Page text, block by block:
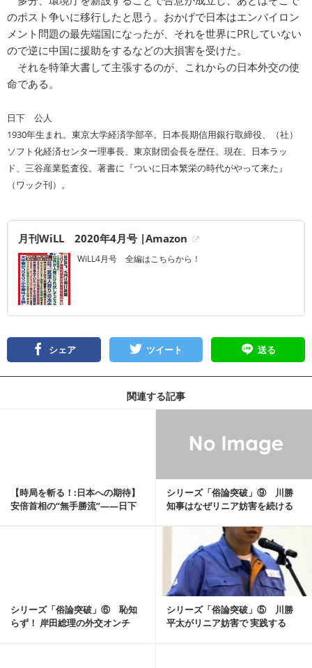
のポスト争いに移行したと思う。おかげで日本はエンバイロン
メント問題の最先端国になったが、それを世界にPRしていない
ので逆に中国に援助をするなどの大損害を受けた。
それを特筆大書して主張するのが、これからの日本外交の使
命である。
日下 公人
1930年生まれ。東京大学経済学部卒。日本長期信用銀行取締役、（社）
ソフト化経済センター理事長、東京財団会長を歴任。現在、日本ラッ
ド、三谷産業監査役。著書に『ついに日本繁栄の時代がやって来た』
（ワック刊）。
月刊WiLL 2020年4月号 |Amazon
WiLL4月号 全編はこちらから！
シェア ツイート 送る
関連する記事
【時局を斬る！:日本への期待】
安倍首相の“無手勝流”――日下
シリーズ「俗論突破」⑨ 川勝
知事はなぜリニア妨害を続ける
シリーズ「俗論突破」⑥ 恥知
らず！ 岸田総理の外交オンチ
シリーズ「俗論突破」⑤ 川勝
平太がリニア妨害で 実践する